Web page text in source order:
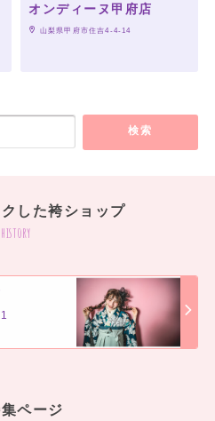
オンディーヌ甲府店
山梨県甲府市住吉4-4-14
検索
した袴ショップ
history
ページ